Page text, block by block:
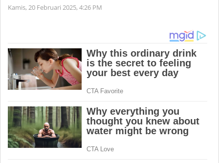
Kamis, 20 Februari 2025, 4:26 PM